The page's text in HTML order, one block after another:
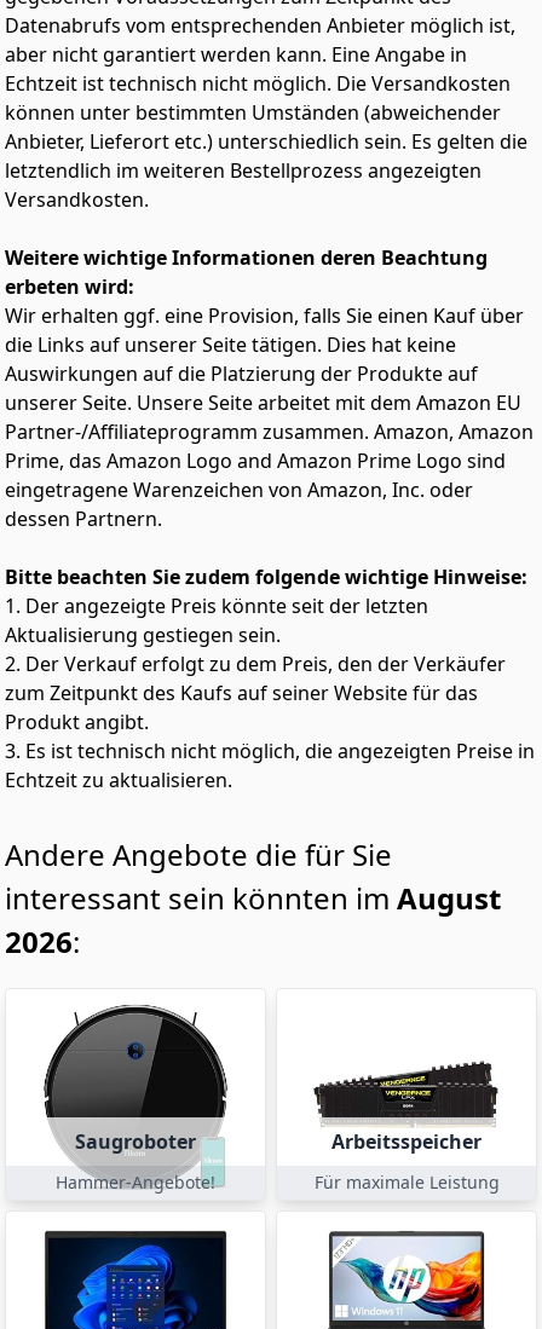
sodass Sie problemlos zwischen Quer- und Hochformat
wechseln können – perfekt für
Dokumentenbearbeitung, Programmierung,
Internetbrowsing, Livestream-Steuerung oder vertikale
Arbeitsabläufe.
HDMI & Type-B & VGA: Bitte verbinden Sie den Type-B-
Anschluss über ein Type-A-zu-Type-B-Kabel, um die
Touch-Funktion dieses PC touch monitor zu aktivieren.
Wichtiger Hinweis: Aufgrund von
Apple-Geräten, Spielgeräten, Linux-Systemen und XP-
Systemen nicht unterstützt.
178° Weitwinkel-VA-Panel mit 3000:1 Kontrastverhältnis:
Werten Sie Ihren Arbeitsplatz mit diesem computer
touch screen monitor auf – ausgestattet mit 75Hz
Bildwiederholrate, 99 % sRGB-Farbabdeckung und
einem Kontrastverhältnis von 3000:1. Das VA-Panel
bietet einen 178° breiten Betrachtationswinkel mit
klaren Details, tiefem Schwarzwert und lebendiger
Farbwiedergabe – perfekt für Büroarbeit,
Heimgebrauch und alltägliche Produktivität.
Lautsprecher liefern komfortablen Ton für Meetings,
Schulungsvideos, Präsentationen und tägliche
Multimedianutzung, ohne dass zusätzliche Desktop-
Lautsprecher benötigt werden. Die Blaulichtminderung
und flimmerfreie Technologie schützen die Augen vor
visueller Ermüdung bei langanhaltender Arbeit.
Full HD 1080P Touchmonitor: Dieser 24 zoll touch
bildschirm bringt Touch-Steuerung, flexible
Verstellmöglichkeiten und professionelle
Bilder und zuverlässige Touch-Interaktion. Er
kombiniert eine Full-HD-Auflösung von 1920 × 1080
Pixel mit einer reaktionsschnellen 10-Punkt-Multitouch-
Bedienung für eine intuitivere Arbeitsweise. VESA:
75×75mm | Helligkeit: 250cd/m²
auf Änderungen und erzeugt so ein flüssigeres
Benutzererlebnis.
TÜV-ZERTIFIZIERT: TÜV-zertifiziert und Eyesafe 2.0
ausgezeichnet für hohen Sehkomfort, lebendige
Farben und flüssige Darstellung.
Datenabrufs vom entsprechenden Anbieter möglich ist,
aber nicht garantiert werden kann. Eine Angabe in
Echtzeit ist technisch nicht möglich. Die Versandkosten
können unter bestimmten Umständen (abweichender
Anbieter, Lieferort etc.) unterschiedlich sein. Es gelten die
letztendlich im weiteren Bestellprozess angezeigten
Versandkosten.
Weitere wichtige Informationen deren Beachtung
erbeten wird:
Wir erhalten ggf. eine Provision, falls Sie einen Kauf über
die Links auf unserer Seite tätigen. Dies hat keine
Auswirkungen auf die Platzierung der Produkte auf
unserer Seite. Unsere Seite arbeitet mit dem Amazon EU
Partner-/Affiliateprogramm zusammen. Amazon, Amazon
Prime, das Amazon Logo and Amazon Prime Logo sind
eingetragene Warenzeichen von Amazon, Inc. oder
dessen Partnern.
Bitte beachten Sie zudem folgende wichtige Hinweise:
1. Der angezeigte Preis könnte seit der letzten
Aktualisierung gestiegen sein.
2. Der Verkauf erfolgt zu dem Preis, den der Verkäufer
zum Zeitpunkt des Kaufs auf seiner Website für das
Produkt angibt.
3. Es ist technisch nicht möglich, die angezeigten Preise in
Echtzeit zu aktualisieren.
Andere Angebote die für Sie
interessant sein könnten im August
2026:
Saugroboter
Hammer-Angebote!
Arbeitsspeicher
Für maximale Leistung